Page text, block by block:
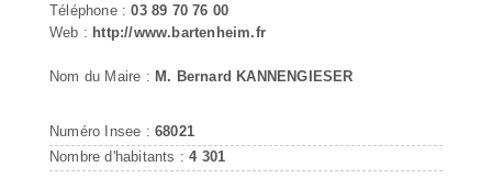
Téléphone :03 89 70 76 00
Web : http://www.bartenheim.fr
Nom du Maire : M. Bernard KANNENGIESER
Numéro Insee : 68021
Nombre d'habitants :4 301